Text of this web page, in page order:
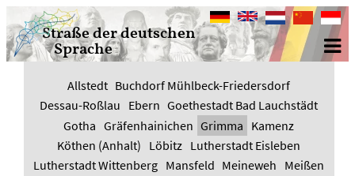
Straße der deutschen
Sprache
DeutschEnglishNederlands
中
Bahasa
Allstedt Buchdorf Mühlbeck-Friedersdorf
Dessau-Roßlau Ebern Goethestadt Bad Lauchstädt
Gotha Gräfenhainichen Grimma Kamenz
Köthen (Anhalt) Löbitz Lutherstadt Eisleben
Lutherstadt Wittenberg Mansfeld Meineweh Meißen